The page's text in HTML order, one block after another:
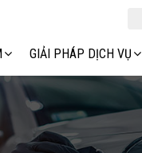
GIẢI PHÁP DỊCH VỤ